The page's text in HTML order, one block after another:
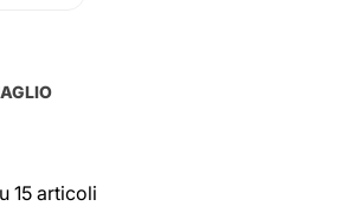
15 articoli